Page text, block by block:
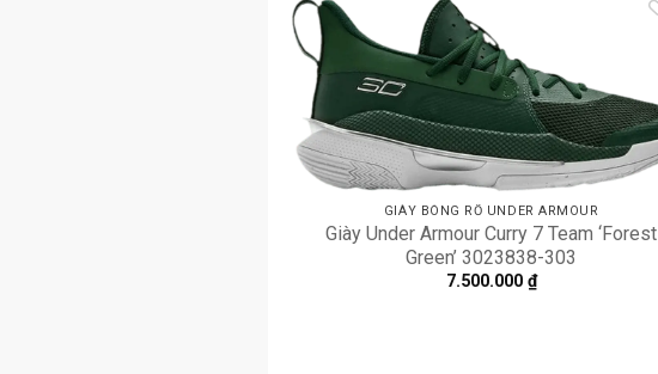
GIÀY BÓNG RỔ UNDER ARMOUR
Giày Under Armour Curry 7 Team ‘Forest
Green’ 3023838-303
7.500.000 ₫